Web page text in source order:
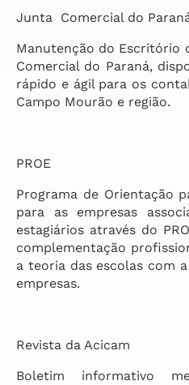
Junta Comercial do
Manutenção do Escritório
Comercial do Paraná,
rápido e ágil para os
Campo Mourão e região.
PROE
Programa de Orientação
para as empresas
estagiários através do
complementação
a teoria das escolas com
empresas.
Revista da Acicam
Boletim informativo